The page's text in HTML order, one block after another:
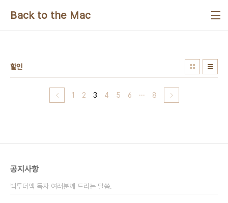
Back to the Mac
할인
1 2 3 4 5 6 ··· 8
공지사항
백투더맥 독자 여러분께 드리는 말씀.